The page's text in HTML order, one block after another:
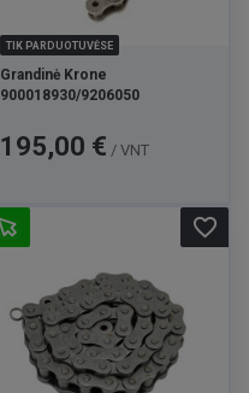
TIK PARDUOTUVĖSE
Grandinė Krone
900018930/9206050
Kaina
195,00 € / VNT
favorite_border